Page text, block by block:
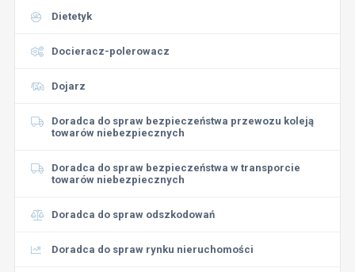
Dietetyk
Docieracz-polerowacz
Dojarz
Doradca do spraw bezpieczeństwa przewozu koleją
towarów niebezpiecznych
Doradca do spraw bezpieczeństwa w transporcie
towarów niebezpiecznych
Doradca do spraw odszkodowań
Doradca do spraw rynku nieruchomości